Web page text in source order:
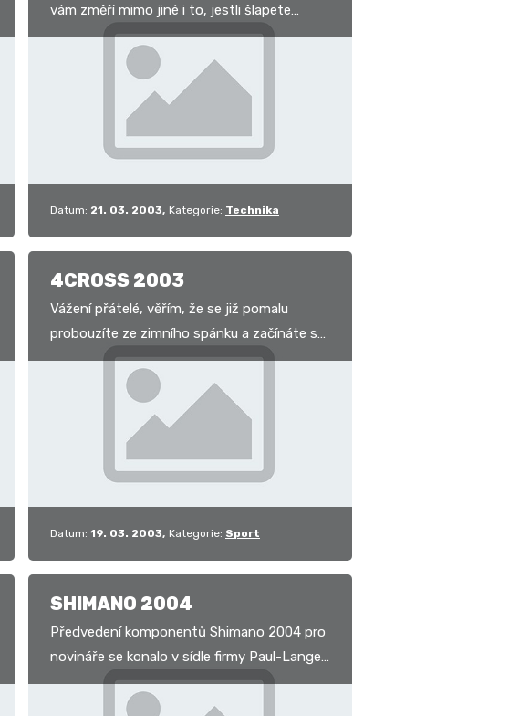
vám změří mimo jiné i to, jestli šlapete
oběma nohama stejnou silou? Nevíte?
Potom si zajistěte…
Datum: 21. 03. 2003 Kategorie: Technika
4CROSS 2003
Vážení přátelé, věřím, že se již pomalu
probouzíte ze zimního spánku a začínáte se
aktivně připravovat na blížící se sezonu. Loni
Datum: 19. 03. 2003 Kategorie: Sport
SHIMANO 2004
Předvedení komponentů Shimano 2004 pro
novináře se konalo v sídle firmy Paul-Lange
Ostrava v Karviné. Z informací, které smíme